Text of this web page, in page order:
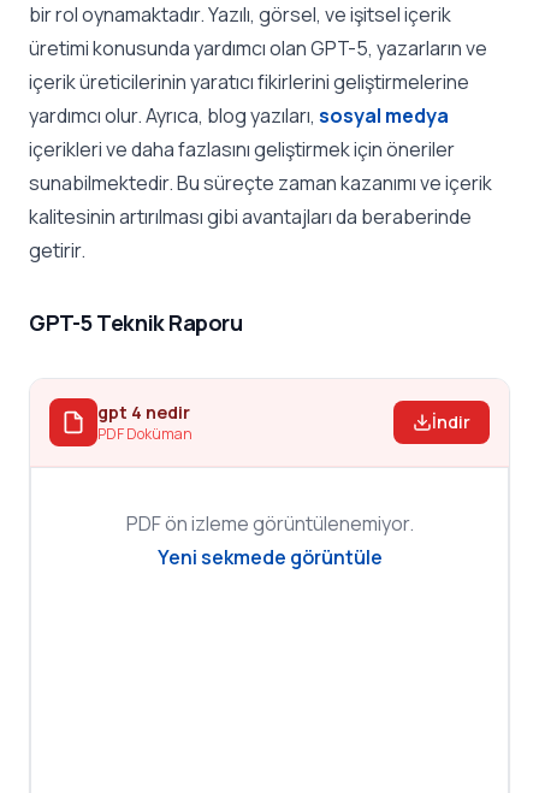
bir rol oynamaktadır. Yazılı, görsel, ve işitsel içerik
üretimi konusunda yardımcı olan GPT-5, yazarların ve
içerik üreticilerinin yaratıcı fikirlerini geliştirmelerine
yardımcı olur. Ayrıca, blog yazıları, sosyal medya
içerikleri ve daha fazlasını geliştirmek için öneriler
sunabilmektedir. Bu süreçte zaman kazanımı ve içerik
kalitesinin artırılması gibi avantajları da beraberinde
getirir.
GPT-5 Teknik Raporu
gpt 4 nedir
PDF Doküman
İndir
PDF ön izleme görüntülenemiyor.
Yeni sekmede görüntüle